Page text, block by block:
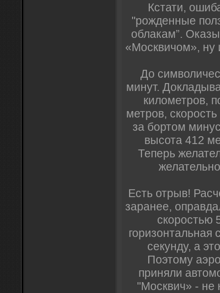
Кстати,
"рожденные
облакам”.
«Москвичом», ну
До
минут.
километров,
метров,
за бортом
высота 412
Теперь
Есть отрыв!
заранее,
скоростью
секунду, а
Поэтому
приняли
"Москвич» - не